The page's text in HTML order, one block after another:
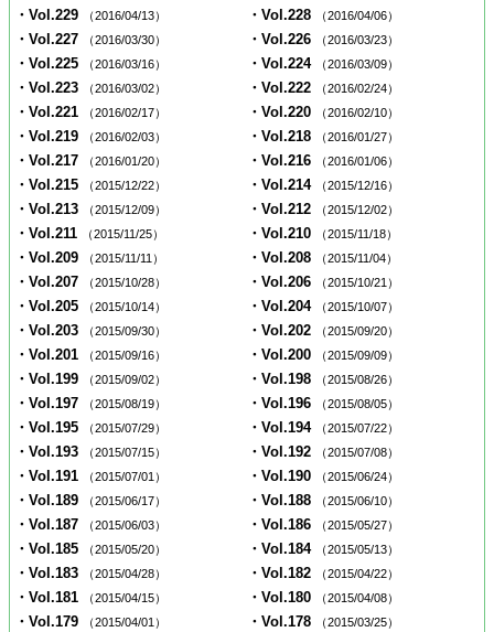
・Vol.229 （2016/04/13） ・Vol.228 （2016/04/06）
・Vol.227 （2016/03/30） ・Vol.226 （2016/03/23）
・Vol.225 （2016/03/16） ・Vol.224 （2016/03/09）
・Vol.223 （2016/03/02） ・Vol.222 （2016/02/24）
・Vol.221 （2016/02/17） ・Vol.220 （2016/02/10）
・Vol.219 （2016/02/03） ・Vol.218 （2016/01/27）
・Vol.217 （2016/01/20） ・Vol.216 （2016/01/06）
・Vol.215 （2015/12/22） ・Vol.214 （2015/12/16）
・Vol.213 （2015/12/09） ・Vol.212 （2015/12/02）
・Vol.211 （2015/11/25） ・Vol.210 （2015/11/18）
・Vol.209 （2015/11/11） ・Vol.208 （2015/11/04）
・Vol.207 （2015/10/28） ・Vol.206 （2015/10/21）
・Vol.205 （2015/10/14） ・Vol.204 （2015/10/07）
・Vol.203 （2015/09/30） ・Vol.202 （2015/09/20）
・Vol.201 （2015/09/16） ・Vol.200 （2015/09/09）
・Vol.199 （2015/09/02） ・Vol.198 （2015/08/26）
・Vol.197 （2015/08/19） ・Vol.196 （2015/08/05）
・Vol.195 （2015/07/29） ・Vol.194 （2015/07/22）
・Vol.193 （2015/07/15） ・Vol.192 （2015/07/08）
・Vol.191 （2015/07/01） ・Vol.190 （2015/06/24）
・Vol.189 （2015/06/17） ・Vol.188 （2015/06/10）
・Vol.187 （2015/06/03） ・Vol.186 （2015/05/27）
・Vol.185 （2015/05/20） ・Vol.184 （2015/05/13）
・Vol.183 （2015/04/28） ・Vol.182 （2015/04/22）
・Vol.181 （2015/04/15） ・Vol.180 （2015/04/08）
・Vol.179 （2015/04/01） ・Vol.178 （2015/03/25）